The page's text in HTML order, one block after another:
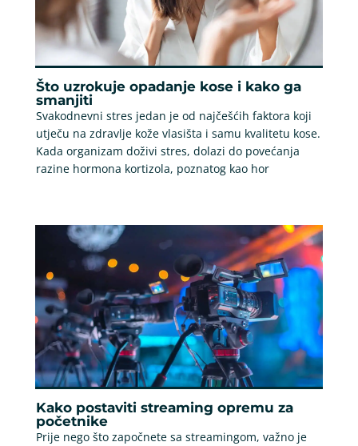
Što uzrokuje opadanje kose i kako ga
smanjiti
Svakodnevni stres jedan je od najčešćih faktora koji
utječu na zdravlje kože vlasišta i samu kvalitetu kose.
Kada organizam doživi stres, dolazi do povećanja
razine hormona kortizola, poznatog kao hor
Kako postaviti streaming opremu za
početnike
Prije nego što započnete sa streamingom, važno je